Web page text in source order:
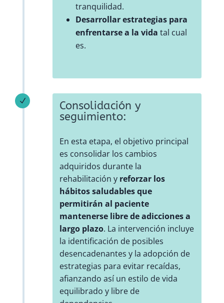
tranquilidad.
Desarrollar estrategias para
enfrentarse a la vida tal cual
es.
N
Consolidación y
seguimiento:
En esta etapa, el objetivo principal
es consolidar los cambios
adquiridos durante la
rehabilitación y reforzar los
hábitos saludables que
permitirán al paciente
mantenerse libre de adicciones a
largo plazo. La intervención incluye
la identificación de posibles
desencadenantes y la adopción de
estrategias para evitar recaídas,
afianzando así un estilo de vida
equilibrado y libre de